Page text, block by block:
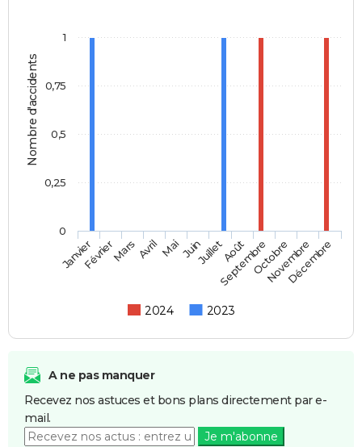
Nombre d'accidents
2024 2023
JanvierFévrierMars AvrilMaiJuinJuilletAoût
SeptembreOctobre
Novembre
Décembre
0
1
0,25
0,5
0,75
A ne pas manquer
Recevez nos astuces et bons plans directement par e-
mail.
Je m'abonne